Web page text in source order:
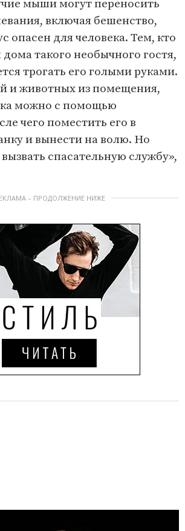
мыши могут переносить
включая бешенство,
опасен для человека. Тем, кто
дома такого необычного гостя,
трогать его голыми руками.
и животных из помещения,
можно с помощью
чего поместить его в
и вынести на волю. Но
спасательную службу»,
– ПРОДОЛЖЕНИЕ НИЖЕ